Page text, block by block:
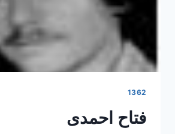
1362
فتاح احمدی